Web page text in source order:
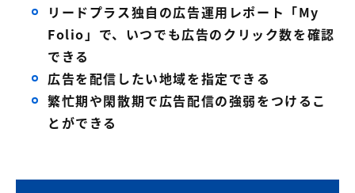
リードプラス独自の広告運用レポート「My
Folio」で、いつでも広告のクリック数を確認
できる
広告を配信したい地域を指定できる
繁忙期や閑散期で広告配信の強弱をつけるこ
とができる